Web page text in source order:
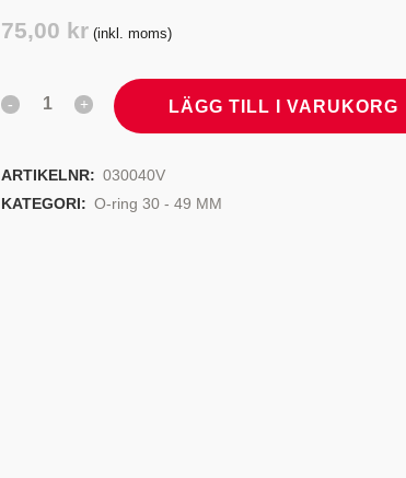
75,00 kr (inkl. moms)
LÄGG TILL I VARUKORG
ARTIKELNR: 030040V
KATEGORI: O-ring 30 - 49 MM